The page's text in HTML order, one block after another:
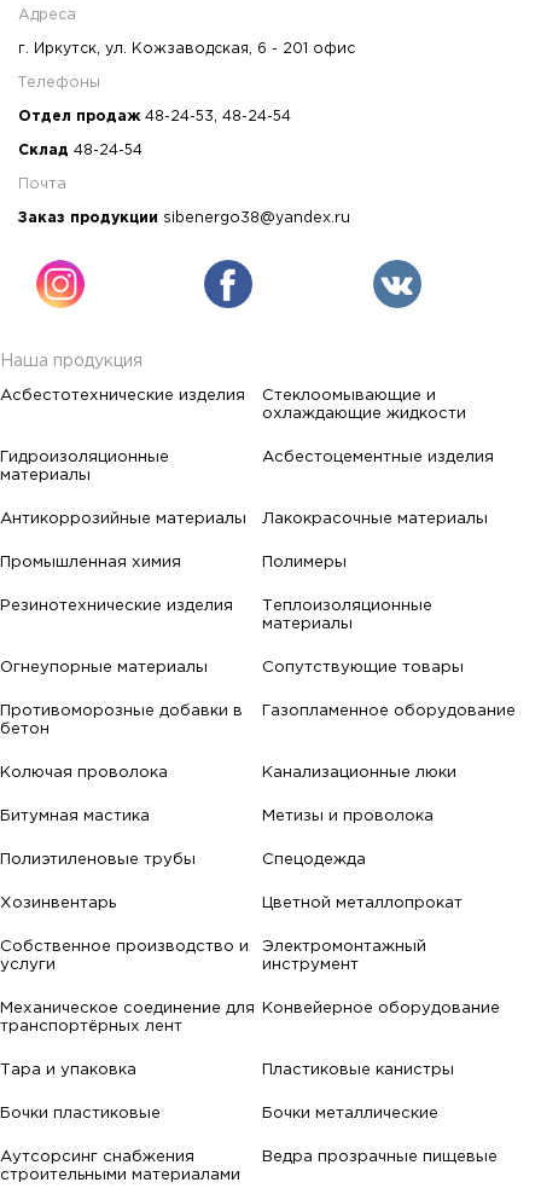
Адреса
г. Иркутск, ул. Кожзаводская, 6 - 201 офис
Телефоны
Отдел продаж 48-24-53 48-24-54
Склад 48-24-54
Почта
Заказ продукции sibenergo38@yandex.ru
Наша продукция
Асбестотехнические изделия
Стеклоомывающие и
охлаждающие жидкости
Гидроизоляционные
материалы
Асбестоцементные изделия
Антикоррозийные материалы Лакокрасочные материалы
Промышленная химия Полимеры
Резинотехнические изделия
Теплоизоляционные
материалы
Огнеупорные материалы Сопутствующие товары
Противоморозные добавки в
бетон
Газопламенное оборудование
Колючая проволока Канализационные люки
Битумная мастика Метизы и проволока
Полиэтиленовые трубы Спецодежда
Хозинвентарь Цветной металлопрокат
Собственное производство и
услуги
Электромонтажный
инструмент
Механическое соединение для
транспортёрных лент
Конвейерное оборудование
Тара и упаковка Пластиковые канистры
Бочки пластиковые Бочки металлические
Аутсорсинг снабжения
строительными материалами
Ведра прозрачные пищевые